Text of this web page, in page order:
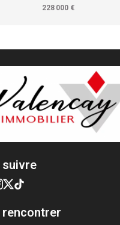
228 000 €
suivre
rencontrer